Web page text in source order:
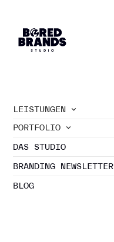
LEISTUNGEN
PORTFOLIO
DAS STUDIO
BRANDING NEWSLETTER
BLOG
VIDEO